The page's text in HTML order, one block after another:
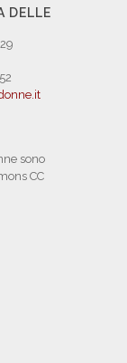
DELLE
sono
CC